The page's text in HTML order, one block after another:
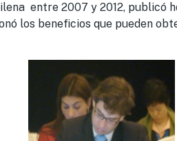
entre 2007 y 2012, publicó
los beneficios que pueden